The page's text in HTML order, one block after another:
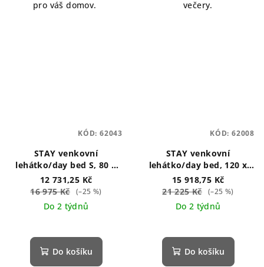
pro váš domov.
večery.
STAY venkovní
lehátko/day bed S, 80 x
190 cm šedé
12 731,25 Kč
16 975 Kč (–25 %)
Do 2 týdnů
Do košíku
KÓD: 62043
STAY venkovní
lehátko/day bed, 120 x
190 cm šedé
15 918,75 Kč
21 225 Kč (–25 %)
Do 2 týdnů
hodnocení
produktu
Do košíku
KÓD: 62008